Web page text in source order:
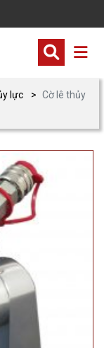
lực
Cờ lê thủy